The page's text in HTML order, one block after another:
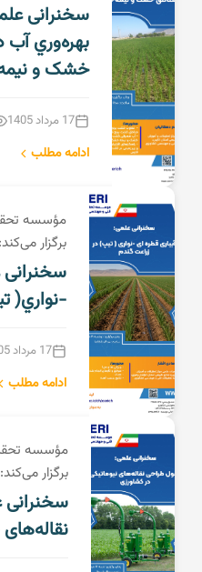
سخنرانی
بهره‌وري آب
خشک و
17 مرداد 1405
ادامه مطلب
مؤسسه
برگزار می‌کند:
سخنرانی
-نواري(
17 مرداد 1405
ادامه مطلب
مؤسسه
برگزار می‌کند: